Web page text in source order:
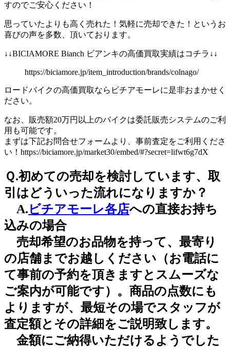
すのでご安心ください！
思っていたよりも高く売れた！気軽に売却できた！というお
喜びの声を多数、頂いております。
↓↓BICIAMORE Bianch ビアンキの高価買取実績はコチラ↓↓
https://biciamore.jp/item_introduction/brands/colnago/
ロードバイクの高価買取ならビチアモーレに是非おまかせく
ださい。
なお、販売額20万円以上のバイクは委託販売システムのご利
用も可能です。
まずは下記お問合せフォームより、事前査定をご利用くださ
い！https://biciamore.jp/market30/embed/#?secret=lifwt6g7dX
Ｑ.初めての売却を検討しています、取
引はどういった流れになりますか？
A.ビチアモーレ各店への直接お持ち
込みの場合
売却希望のお品物を持って、最寄り
の店舗までお越しください（お電話に
て事前の予約を頂きますとスムーズな
ご案内が可能です）。商品の点数にも
よりますが、最短その場でスタッフが
査定額とその詳細をご説明致します。
金額にご納得いただけるようでした